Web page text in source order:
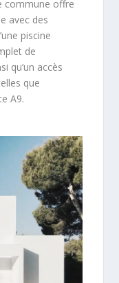
commune offre
avec des
piscine
de
qu’un accès
que
A9.